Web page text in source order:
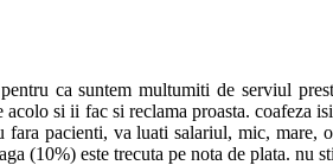
ca suntem multumiti de serviul
si ii fac si reclama proasta. coafeza
pacienti, va luati salariul, mic,
(10%) este trecuta pe nota de plata.